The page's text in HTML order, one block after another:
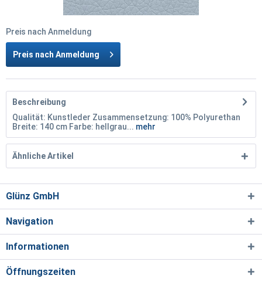
Preis nach Anmeldung
Preis nach Anmeldung
Beschreibung
Qualität: Kunstleder Zusammensetzung: 100% Polyurethan
Breite: 140 cm Farbe: hellgrau... mehr
Ähnliche Artikel
Glünz GmbH
Navigation
Informationen
Öffnungszeiten